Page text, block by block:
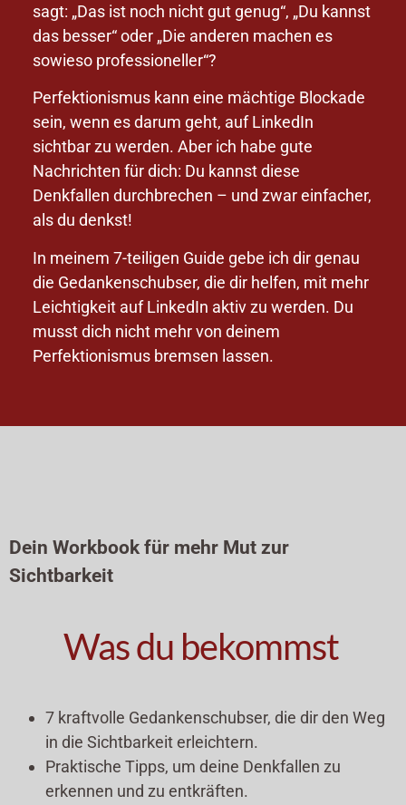
sagt: „Das ist noch nicht gut genug“, „Du kannst
das besser“ oder „Die anderen machen es
sowieso professioneller“?
Perfektionismus kann eine mächtige Blockade
sein, wenn es darum geht, auf LinkedIn
sichtbar zu werden. Aber ich habe gute
Nachrichten für dich: Du kannst diese
Denkfallen durchbrechen – und zwar einfacher,
als du denkst!
In meinem 7-teiligen Guide gebe ich dir genau
die Gedankenschubser, die dir helfen, mit mehr
Leichtigkeit auf LinkedIn aktiv zu werden. Du
musst dich nicht mehr von deinem
Perfektionismus bremsen lassen.
Dein Workbook für mehr Mut zur
Sichtbarkeit
Was du bekommst
7 kraftvolle Gedankenschubser, die dir den Weg
in die Sichtbarkeit erleichtern.
Praktische Tipps, um deine Denkfallen zu
erkennen und zu entkräften.